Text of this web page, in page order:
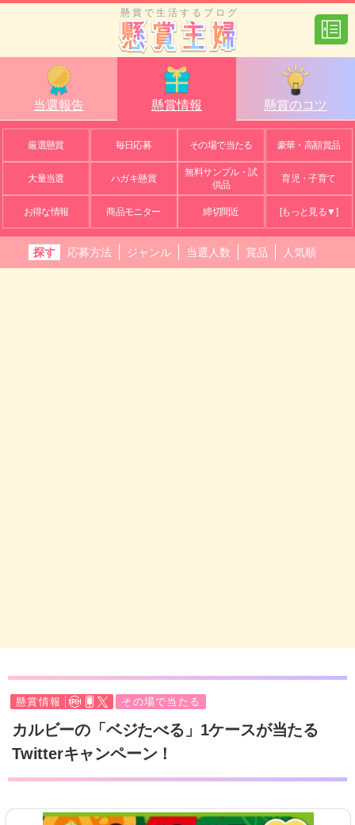
懸賞で生活するブログ
当選報告 懸賞情報 懸賞のコツ
厳選懸賞 毎日応募 その場で当たる 豪華・高額賞品
大量当選 ハガキ懸賞
無料サンプル・試
供品
育児・子育て
お得な情報 商品モニター 締切間近 [もっと見る▼]
探す 応募方法 ジャンル 当選人数 賞品 人気順
懸賞情報 その場で当たる
カルビーの「ベジたべる」1ケースが当たる
Twitterキャンペーン！